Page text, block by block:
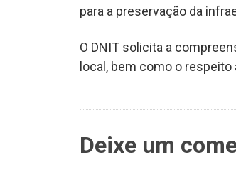
para a preservação da
O DNIT solicita a
local, bem como o
Deixe um